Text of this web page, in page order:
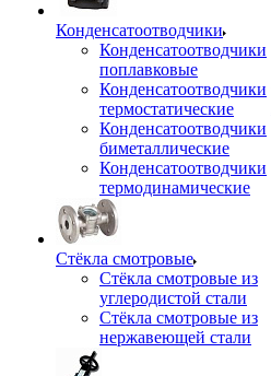
Конденсатоотводчики
Конденсатоотводчики
поплавковые
Конденсатоотводчики
термостатические
Конденсатоотводчики
биметаллические
Конденсатоотводчики
термодинамические
Стёкла смотровые
Стёкла смотровые из
углеродистой стали
Стёкла смотровые из
нержавеющей стали